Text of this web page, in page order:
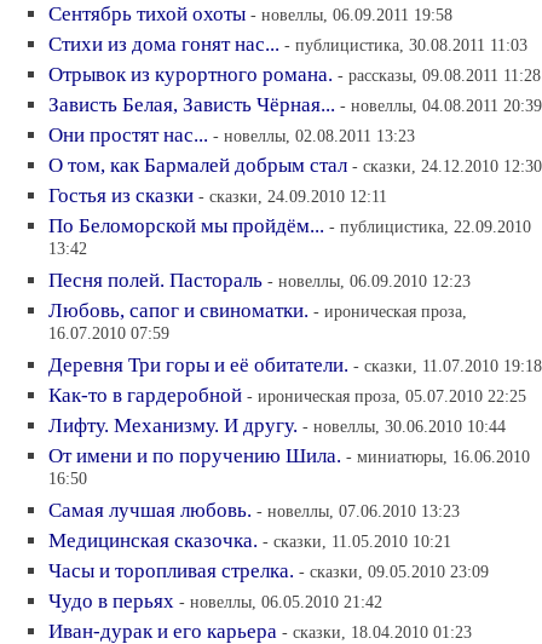
Сентябрь тихой охоты - новеллы, 06.09.2011 19:58
Стихи из дома гонят нас... - публицистика, 30.08.2011 11:03
Отрывок из курортного романа. - рассказы, 09.08.2011 11:28
Зависть Белая, Зависть Чёрная... - новеллы, 04.08.2011 20:39
Они простят нас... - новеллы, 02.08.2011 13:23
О том, как Бармалей добрым стал - сказки, 24.12.2010 12:30
Гостья из сказки - сказки, 24.09.2010 12:11
По Беломорской мы пройдём... - публицистика, 22.09.2010
13:42
Песня полей. Пастораль - новеллы, 06.09.2010 12:23
Любовь, сапог и свиноматки. - ироническая проза,
16.07.2010 07:59
Деревня Три горы и её обитатели. - сказки, 11.07.2010 19:18
Как-то в гардеробной - ироническая проза, 05.07.2010 22:25
Лифту. Механизму. И другу. - новеллы, 30.06.2010 10:44
От имени и по поручению Шила. - миниатюры, 16.06.2010
16:50
Самая лучшая любовь. - новеллы, 07.06.2010 13:23
Медицинская сказочка. - сказки, 11.05.2010 10:21
Часы и торопливая стрелка. - сказки, 09.05.2010 23:09
Чудо в перьях - новеллы, 06.05.2010 21:42
Иван-дурак и его карьера - сказки, 18.04.2010 01:23